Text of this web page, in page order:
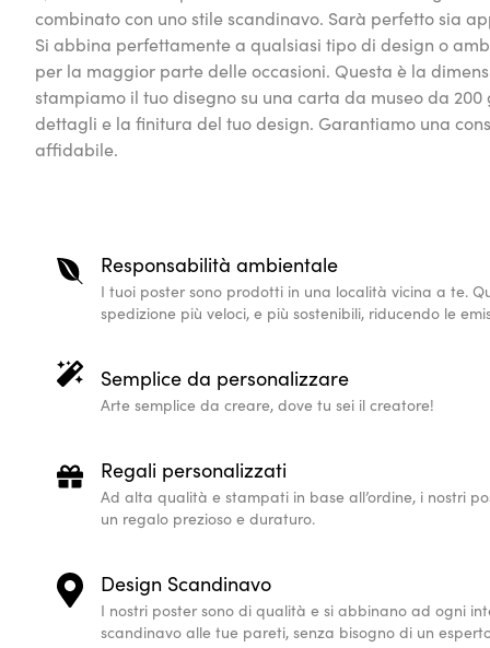
combinato con uno stile scandinavo. Sarà perfetto sia
Si abbina perfettamente a qualsiasi tipo di design o
per la maggior parte delle occasioni. Questa è la
stampiamo il tuo disegno su una carta da museo da
dettagli e la finitura del tuo design. Garantiamo una
affidabile.
Responsabilità ambientale
I tuoi poster sono prodotti in una località vicina a te.
spedizione più veloci, e più sostenibili, riducendo le
Semplice da personalizzare
Arte semplice da creare, dove tu sei il creatore!
Regali personalizzati
Ad alta qualità e stampati in base all’ordine, i nostri
un regalo prezioso e duraturo.
Design Scandinavo
I nostri poster sono di qualità e si abbinano ad ogni
scandinavo alle tue pareti, senza bisogno di un